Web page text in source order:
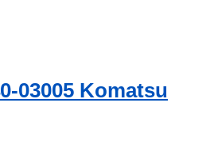
03005 Komatsu